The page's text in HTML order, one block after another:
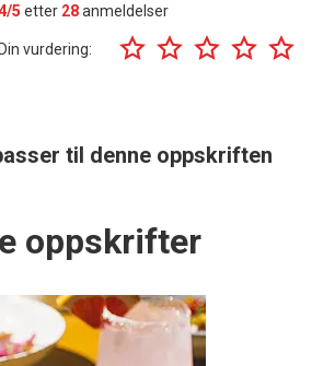
5 etter 28anmeldelser
Din vurdering:
til denne oppskriften
oppskrifter